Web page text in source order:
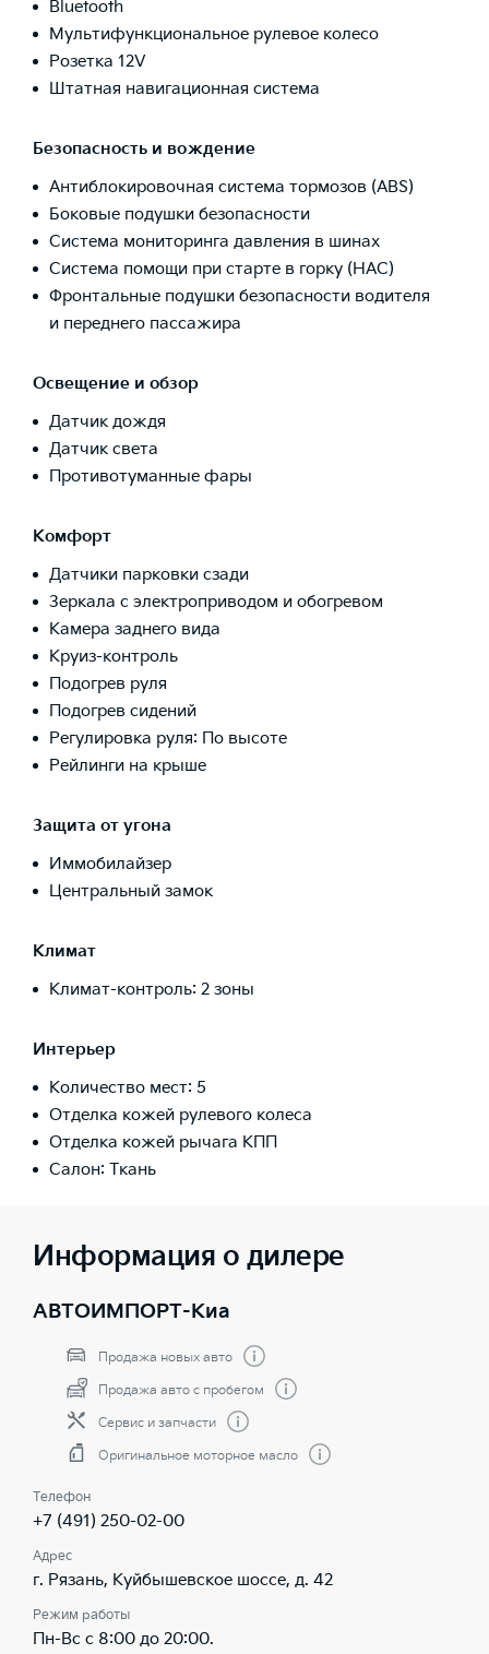
Bluetooth
Мультифункциональное рулевое колесо
Розетка 12V
Штатная навигационная система
Безопасность и вождение
Антиблокировочная система тормозов (ABS)
Боковые подушки безопасности
Система мониторинга давления в шинах
Система помощи при старте в горку (HAC)
Фронтальные подушки безопасности водителя
и переднего пассажира
Освещение и обзор
Датчик дождя
Датчик света
Противотуманные фары
Комфорт
Датчики парковки сзади
Зеркала с электроприводом и обогревом
Камера заднего вида
Круиз-контроль
Подогрев руля
Подогрев сидений
Регулировка руля: По высоте
Рейлинги на крыше
Защита от угона
Иммобилайзер
Центральный замок
Климат
Климат-контроль: 2 зоны
Интерьер
Количество мест: 5
Отделка кожей рулевого колеса
Отделка кожей рычага КПП
Салон: Ткань
Информация о дилере
АВТОИМПОРТ-Киа
Продажа новых авто
Продажа авто с пробегом
Сервис и запчасти
Оригинальное моторное масло
Телефон
+7 (491) 250-02-00
Адрес
г. Рязань, Куйбышевское шоссе, д. 42
Режим работы
Пн-Вс с 8:00 до 20:00.